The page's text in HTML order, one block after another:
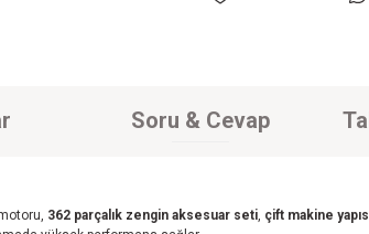
Soru & Cevap
362 parçalık zengin aksesuar seti çift makine